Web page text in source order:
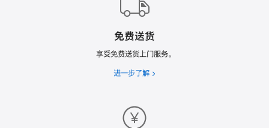
划
免费送货
享受免费送货上门服务。
进一步了解 免